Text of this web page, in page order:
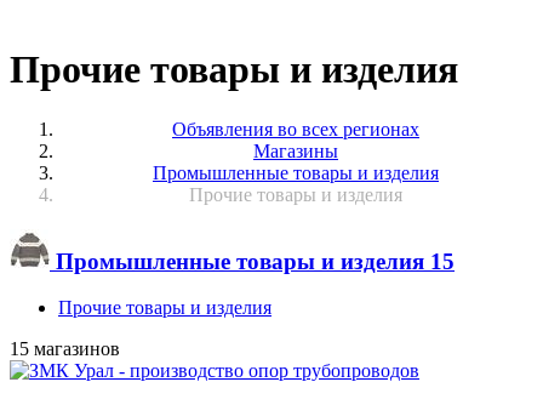
Прочие товары и изделия
Объявления во всех регионах
Магазины
Промышленные товары и изделия
Прочие товары и изделия
Промышленные товары и изделия 15
Прочие товары и изделия
15 магазинов